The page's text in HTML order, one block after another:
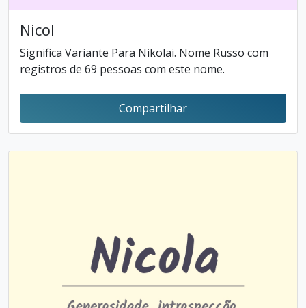
Nicol
Significa Variante Para Nikolai. Nome Russo com
registros de 69 pessoas com este nome.
Compartilhar